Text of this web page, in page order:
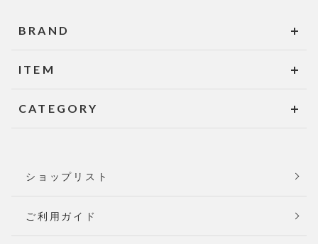
BRAND
ITEM
CATEGORY
ショップリスト
ご利用ガイド